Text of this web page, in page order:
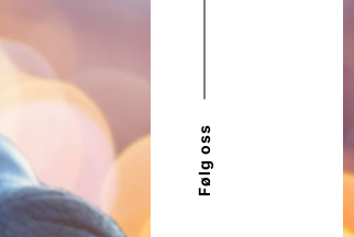
Følg oss